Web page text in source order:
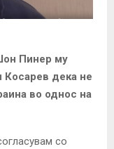
Пинер му
Косарев дека не
во однос на
со